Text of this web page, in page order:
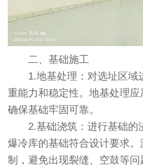
二、基础施工
1.地基处理：对选址区域
重能力和稳定性。地基处理应
确保基础牢固可靠。
2.基础浇筑：进行基础的
爆冷库的基础符合设计要求
制，避免出现裂缝、空鼓等问